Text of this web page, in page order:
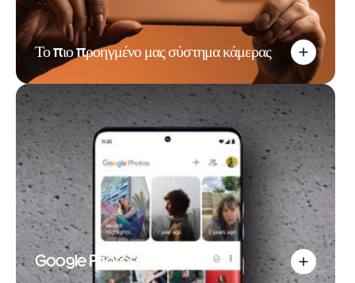
Το πιο προηγμένο μας σύστημα κάμερας
Google Photos